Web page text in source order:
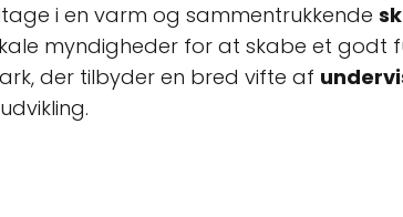
i en varm og sammentrukkende
myndigheder for at skabe et godt
der tilbyder en bred vifte af